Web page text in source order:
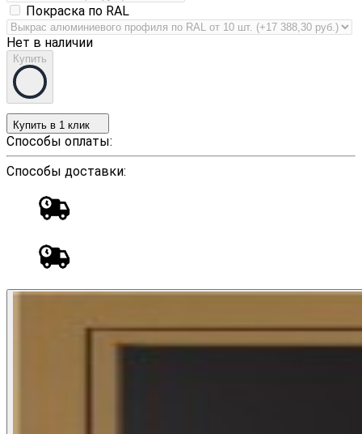
Покраска по RAL
Нет в наличии
Купить
Купить в 1 клик
Способы оплаты:
Способы доставки: